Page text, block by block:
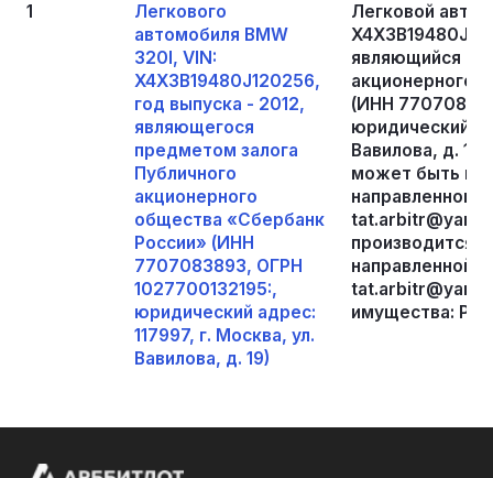
1
Легкового
автомобиля BMW
320I, VIN:
X4X3B19480J120256,
год выпуска - 2012,
являющегося
предметом залога
Публичного
акционерного
общества «Сбербанк
России» (ИНН
7707083893, ОГРН
1027700132195:,
юридический адрес:
117997, г. Москва, ул.
Вавилова, д. 19)
Легковой
являющийся
акционерного
(ИНН
юридический
Вавилова, д.
может быть
направленному
производится
направленной
имущества: